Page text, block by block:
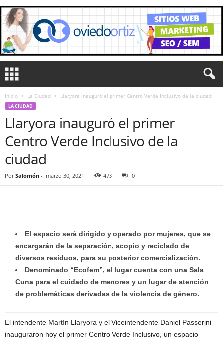
Inicio La Ciudad Llaryora inauguró el primer Centro Verde Inclusivo de la ciudad
LA CIUDAD
Llaryora inauguró el primer
Centro Verde Inclusivo de la
ciudad
Por Salomón - marzo 30, 2021 473 0
El espacio será dirigido y operado por mujeres, que se
encargarán de la separación, acopio y reciclado de
diversos residuos, para su posterior comercialización.
Denominado “Ecofem”, el lugar cuenta con una Sala
Cuna para el cuidado de menores y un lugar de atención
de problemáticas derivadas de la violencia de género.
El intendente Martín Llaryora y el Viceintendente Daniel Passerini
inauguraron hoy el primer Centro Verde Inclusivo, un espacio